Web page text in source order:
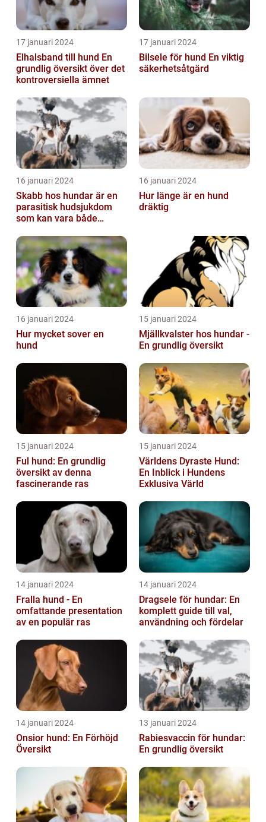
17 januari 2024
Elhalsband till hund En
grundlig översikt över det
kontroversiella ämnet
17 januari 2024
Bilsele för hund En viktig
säkerhetsåtgärd
16 januari 2024
Skabb hos hundar är en
parasitisk hudsjukdom
som kan vara både
för våra fy...
16 januari 2024
Hur länge är en hund
dräktig
16 januari 2024
Hur mycket sover en
hund
15 januari 2024
Mjällkvalster hos hundar -
En grundlig översikt
15 januari 2024
Ful hund: En grundlig
översikt av denna
fascinerande ras
15 januari 2024
Världens Dyraste Hund:
En Inblick i Hundens
Exklusiva Värld
14 januari 2024
Fralla hund - En
omfattande presentation
av en populär ras
14 januari 2024
Dragsele för hundar: En
komplett guide till val,
användning och fördelar
14 januari 2024
Onsior hund: En Förhöjd
Översikt
13 januari 2024
Rabiesvaccin för hundar:
En grundlig översikt